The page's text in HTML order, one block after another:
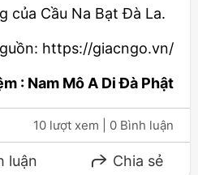
của Cầu Na Bạt Ðà La.
https://giacngo.vn/
: Nam Mô A Di Đà Phật
10 lượt xem | 0 Bình luận
luận Chia sẻ